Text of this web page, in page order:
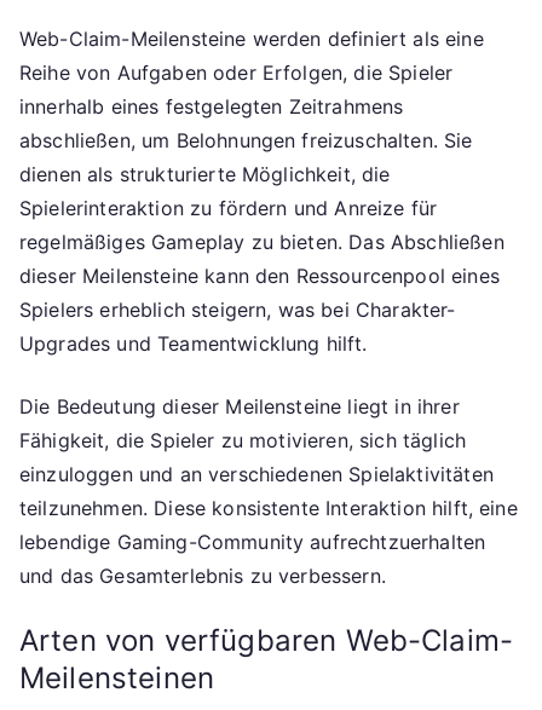
Web-Claim-Meilensteine werden definiert als eine
Reihe von Aufgaben oder Erfolgen, die Spieler
innerhalb eines festgelegten Zeitrahmens
abschließen, um Belohnungen freizuschalten. Sie
dienen als strukturierte Möglichkeit, die
Spielerinteraktion zu fördern und Anreize für
regelmäßiges Gameplay zu bieten. Das Abschließen
dieser Meilensteine kann den Ressourcenpool eines
Spielers erheblich steigern, was bei Charakter-
Upgrades und Teamentwicklung hilft.
Die Bedeutung dieser Meilensteine liegt in ihrer
Fähigkeit, die Spieler zu motivieren, sich täglich
einzuloggen und an verschiedenen Spielaktivitäten
teilzunehmen. Diese konsistente Interaktion hilft, eine
lebendige Gaming-Community aufrechtzuerhalten
und das Gesamterlebnis zu verbessern.
Arten von verfügbaren Web-Claim-
Meilensteinen